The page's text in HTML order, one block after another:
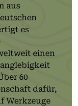
aus
es
einen
60
dafür,
Werkzeuge